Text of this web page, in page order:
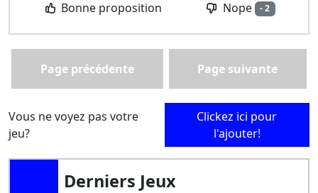
Bonne proposition Nope - 2
Page précédente Page suivante
Vous ne voyez pas votre
jeu?
Clickez ici pour
l'ajouter!
Derniers Jeux